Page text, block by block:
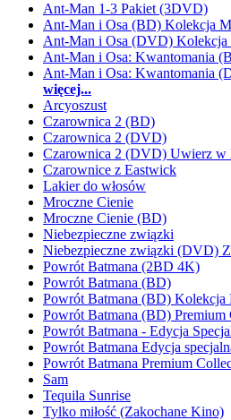
Ant-Man 1-3 Pakiet (3DVD)
Ant-Man i Osa (BD) Kolekcja
Ant-Man i Osa (DVD) Kolekcja
Ant-Man i Osa: Kwantomania
Ant-Man i Osa: Kwantomania
więcej...
Arcyoszust
Czarownica 2 (BD)
Czarownica 2 (DVD)
Czarownica 2 (DVD) Uwierz w
Czarownice z Eastwick
Lakier do włosów
Mroczne Cienie
Mroczne Cienie (BD)
Niebezpieczne związki
Niebezpieczne związki (DVD)
Powrót Batmana (2BD 4K)
Powrót Batmana (BD)
Powrót Batmana (BD) Kolekcja
Powrót Batmana (BD) Premium
Powrót Batmana - Edycja
Powrót Batmana Edycja
Powrót Batmana Premium
Sam
Tequila Sunrise
Tylko miłość (Zakochane Kino)